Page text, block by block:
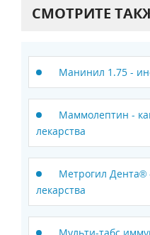
СМОТРИТЕ
Манинил 1.75 -
Маммолептин -
лекарства
Метрогил Дента®
лекарства